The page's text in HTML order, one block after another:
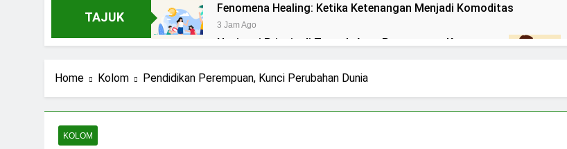
TAJUK
Fenomena Healing: Ketika Ketenangan Menjadi Komoditas
3 Jam Ago
Navigasi Prinsip di Tengah Arus Pertemanan Kampus
Ning Jazil dan Inspirasi Perempuan Mandiri
Stigma Skincare Laki-laki Skincare untuk Semua
Home Kolom Pendidikan Perempuan, Kunci Perubahan Dunia
KOLOM